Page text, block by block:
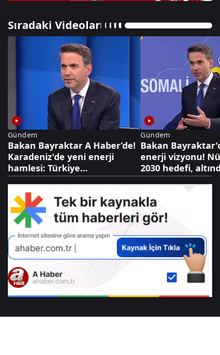
Sıradaki Videolar
Gündem
Bakan Bayraktar A Haber’de!
Karadeniz'de yeni enerji
hamlesi: Türkiye
Bulgaristan'da sahaya iniyor
Gündem
Bakan
enerji vizyonu!
2030 hedefi,
dolarlık hazine